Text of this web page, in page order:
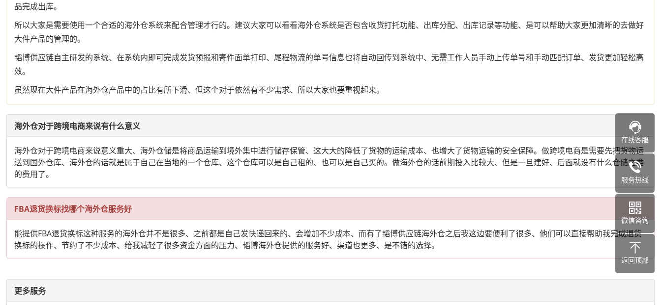
品完成出库。
所以大家是需要使用一个合适的海外仓系统来配合管理才行的。建议大家可以看看海外仓系统是否包含收货打托功能、出库分配、出库记录等功能、是可以帮助大家更加清晰的去做好
大件产品的管理的。
韬博供应链自主研发的系统、在系统内即可完成发货预报和寄件面单打印、尾程物流的单号信息也将自动回传到系统中、无需工作人员手动上传单号和手动匹配订单、发货更加轻松高
效。
虽然现在大件产品在海外仓产品中的占比有所下滑、但这个对于依然有不少需求、所以大家也要重视起来。
海外仓对于跨境电商来说有什么意义
海外仓对于跨境电商来说意义重大、海外仓储是将商品运输到境外集中进行储存保管、这大大的降低了货物的运输成本、也增大了货物运输的安全保障。做跨境电商是需要先把货物运
送到国外仓库、海外仓的话就是属于自己在当地的一个仓库、这个仓库可以是自己租的、也可以是自己买的。做海外仓的话前期投入比较大、但是一旦建好、后面就没有什么仓储之类
的费用了。
FBA退货换标找哪个海外仓服务好
能提供FBA退货换标这种服务的海外仓并不是很多、之前都是自己发快递回来的、会增加不少成本、而有了韬博供应链海外仓之后我这边要便利了很多、他们可以直接帮助我完成退货
换标的操作、节约了不少成本、给我减轻了很多资金方面的压力、韬博海外仓提供的服务好、渠道也更多、是不错的选择。
更多服务
在线客服
服务热线
微信咨询
返回顶部